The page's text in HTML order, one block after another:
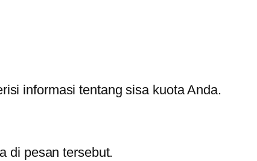
informasi tentang sisa kuota Anda.
di pesan tersebut.